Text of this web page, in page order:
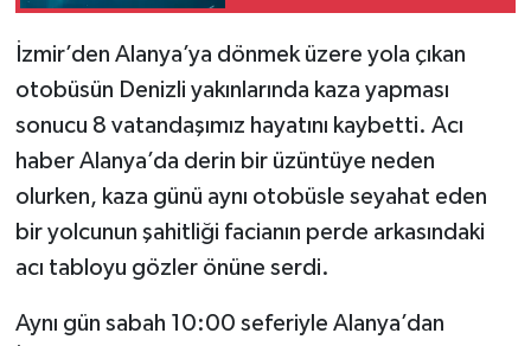
İzmir’den Alanya’ya dönmek üzere yola çıkan
otobüsün Denizli yakınlarında kaza yapması
sonucu 8 vatandaşımız hayatını kaybetti. Acı
haber Alanya’da derin bir üzüntüye neden
olurken, kaza günü aynı otobüsle seyahat eden
bir yolcunun şahitliği facianın perde arkasındaki
acı tabloyu gözler önüne serdi.
Aynı gün sabah 10:00 seferiyle Alanya’dan